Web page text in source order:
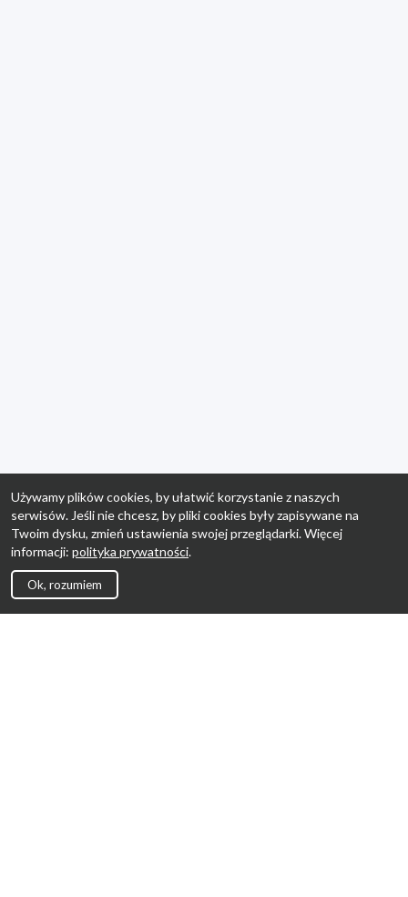
Używamy plików cookies, by ułatwić korzystanie z naszych
serwisów. Jeśli nie chcesz, by pliki cookies były zapisywane na
Twoim dysku, zmień ustawienia swojej przeglądarki. Więcej
informacji: polityka prywatności.
Ok, rozumiem